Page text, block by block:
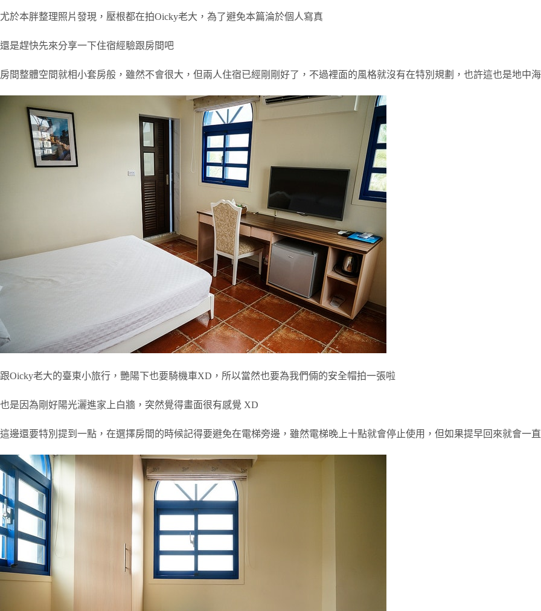
尤於本胖整理照片發現，壓根都在拍Oicky老大，為了避免本篇淪於個人寫真
還是趕快先來分享一下住宿經驗跟房間吧
房間整體空間就相小套房般，雖然不會很大，但兩人住宿已經剛剛好了，不過裡面的風格就沒有在特別規劃，也許這也是地中
跟Oicky老大的臺東小旅行，艷陽下也要騎機車XD，所以當然也要為我們倆的安全帽拍一張啦
也是因為剛好陽光灑進家上白牆，突然覺得畫面很有感覺 XD
這邊還要特別提到一點，在選擇房間的時候記得要避免在電梯旁邊，雖然電梯晚上十點就會停止使用，但如果提早回來就會一